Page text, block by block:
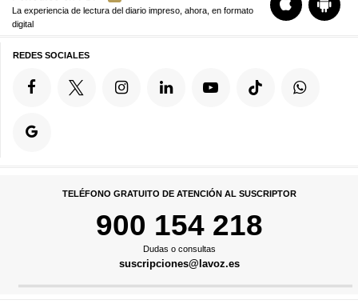
La experiencia de lectura del diario impreso, ahora, en formato
digital
REDES SOCIALES
TELÉFONO GRATUITO DE ATENCIÓN AL SUSCRIPTOR
900 154 218
Dudas o consultas
suscripciones@lavoz.es